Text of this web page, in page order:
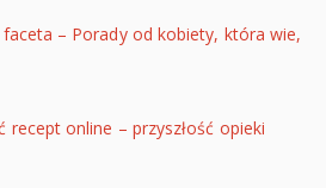
– Porady od kobiety, która wie,
online – przyszłość opieki